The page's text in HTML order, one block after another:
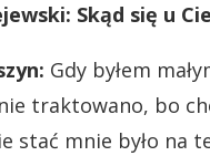
Skąd się u
Gdy byłem
traktowano, bo
stać mnie było na